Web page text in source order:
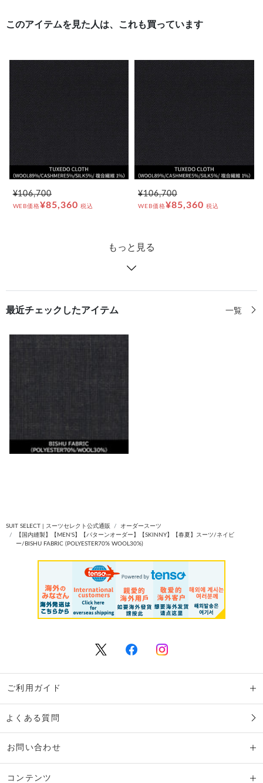
このアイテムを見た人は、これも買っています
¥106,700
WEB価格¥85,360 税込
¥106,700
WEB価格¥85,360 税込
もっと見る
最近チェックしたアイテム 一覧
SUIT SELECT | スーツセレクト公式通販
オーダースーツ
【国内縫製】【MEN'S】【パターンオーダー】【SKINNY】【春夏】スーツ/ネイビ
ー/BISHU FABRIC (POLYESTER70% WOOL30%)
ご利用ガイド
よくある質問
お問い合わせ
コンテンツ